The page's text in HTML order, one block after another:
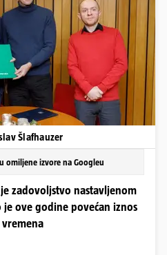
Šlafhauzer
omiljene izvore na Googleu
zadovoljstvo nastavljenom
ove godine povećan iznos